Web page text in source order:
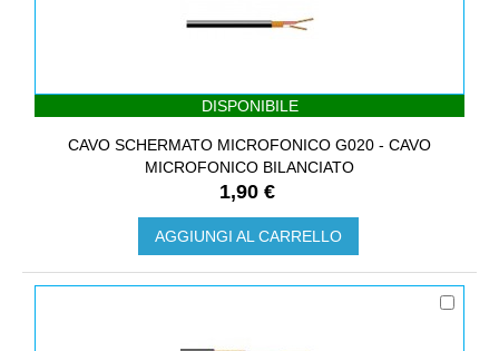
DISPONIBILE
CAVO SCHERMATO MICROFONICO G020 - CAVO
MICROFONICO BILANCIATO
1,90 €
AGGIUNGI AL CARRELLO